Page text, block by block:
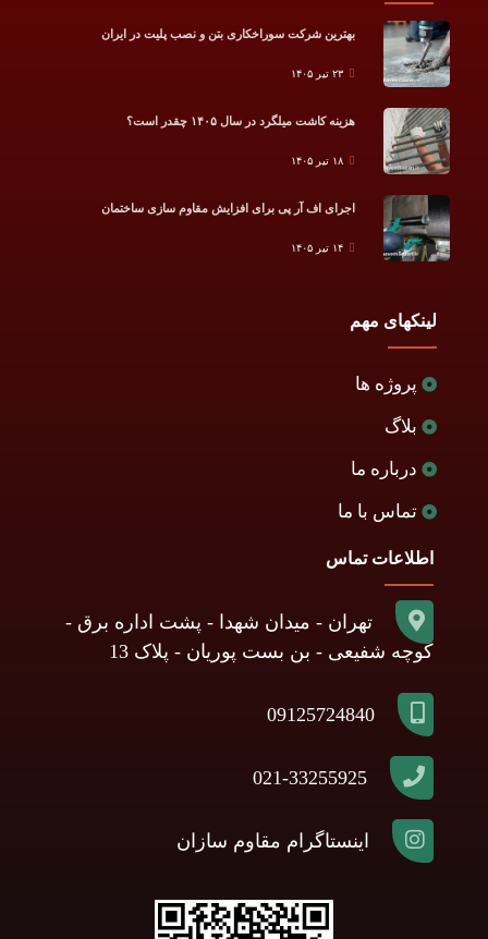
بهترین شرکت سوراخکاری بتن و نصب پلیت در ایران
۲۳ تیر ۱۴۰۵
هزینه کاشت میلگرد در سال ۱۴۰۵ چقدر است؟
۱۸ تیر ۱۴۰۵
اجرای اف آر پی برای افزایش مقاوم سازی ساختمان
۱۴ تیر ۱۴۰۵
لینکهای مهم
پروژه ها
بلاگ
درباره ما
تماس با ما
اطلاعات تماس
تهران - میدان شهدا - پشت اداره برق -
کوچه شفیعی - بن بست پوریان - پلاک 13
09125724840
021-33255925
اینستاگرام مقاوم سازان